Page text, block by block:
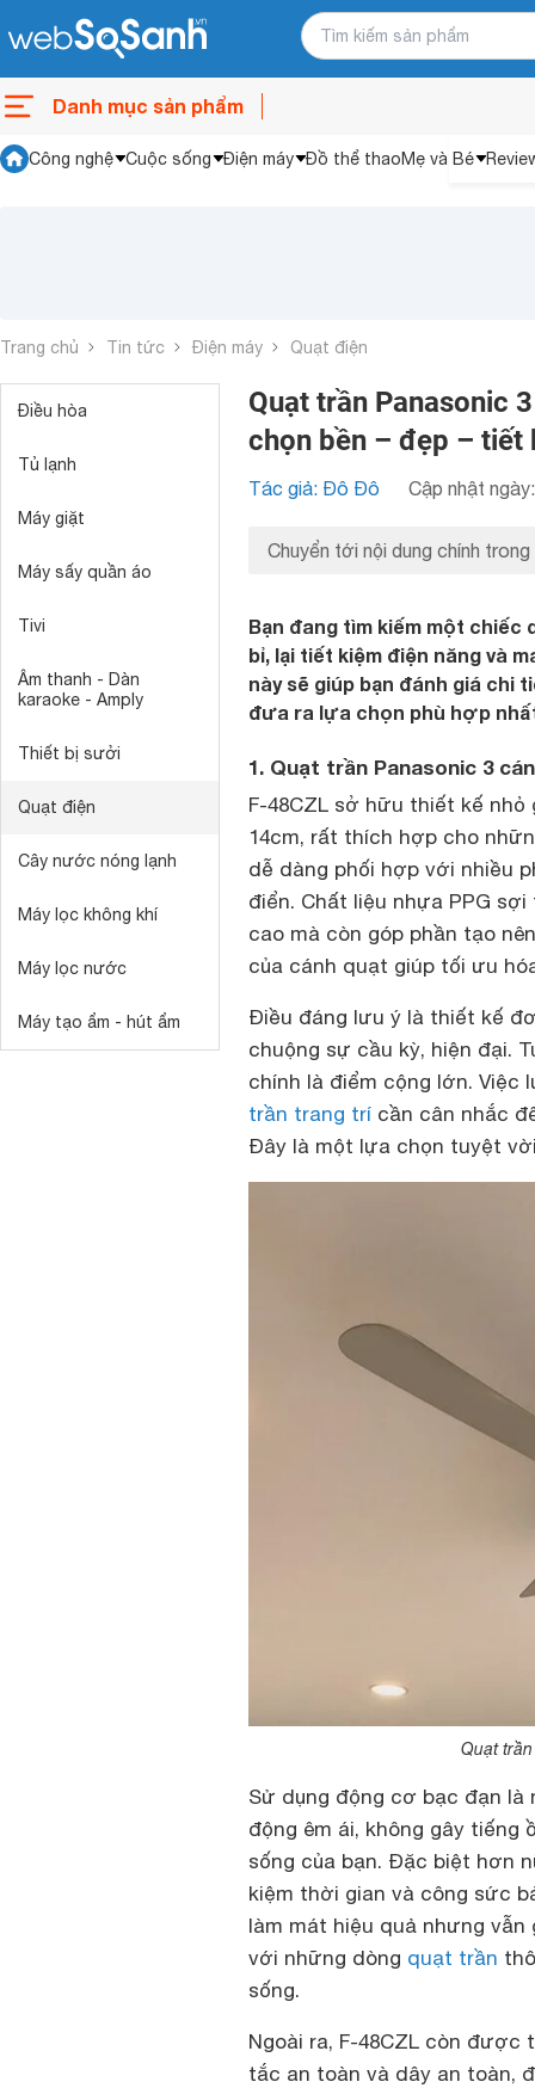
Danh mục sản phẩm
Công nghệ Cuộc sống Điện máy Đồ thể thaoMẹ và Bé
Trang chủ Tin tức Điện máy Quạt điện
Điều hòa
Tủ lạnh
Máy giặt
Máy sấy quần áo
Tivi
Âm thanh - Dàn
karaoke - Amply
Thiết bị sưởi
Quạt điện
Cây nước nóng lạnh
Máy lọc không khí
Máy lọc nước
Máy tạo ẩm - hút ẩm
Quạt trần Panasonic
chọn bền – đẹp – tiết
Tác giả: Đô Đô Cập nhật
Chuyển tới nội dung chính trong
Bạn đang tìm kiếm một
bỉ, lại tiết kiệm điện năng và
này sẽ giúp bạn đánh giá chi
đưa ra lựa chọn phù hợp
1. Quạt trần Panasonic 3
F-48CZL sở hữu thiết kế
14cm, rất thích hợp cho
dễ dàng phối hợp với nhiều
điển. Chất liệu nhựa PPG
cao mà còn góp phần tạo
của cánh quạt giúp tối ưu
Điều đáng lưu ý là thiết kế
chuộng sự cầu kỳ, hiện đại.
chính là điểm cộng lớn.
trần trang trí cần cân nhắc
Đây là một lựa chọn tuyệt
Quạt
Sử dụng động cơ bạc đạn là
động êm ái, không gây tiếng
sống của bạn. Đặc biệt hơn
kiệm thời gian và công sức
làm mát hiệu quả nhưng
với những dòng quạt trần
sống.
Ngoài ra, F-48CZL còn
tắc an toàn và dây an toàn,